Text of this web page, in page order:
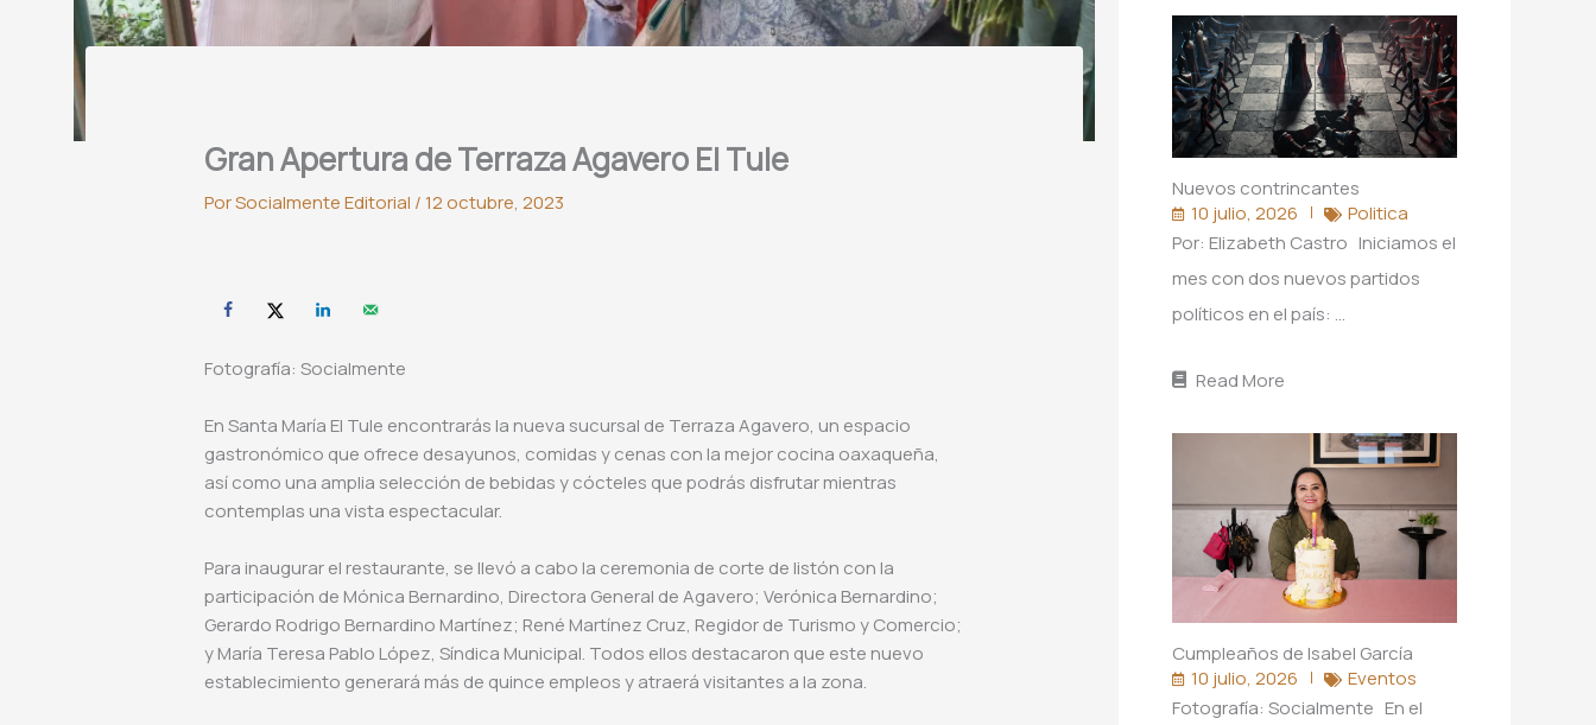
Gran Apertura de Terraza Agavero El Tule
PorSocialmente Editorial /12 octubre, 2023
Fotografía: Socialmente
En Santa María El Tule encontrarás la nueva sucursal de Terraza Agavero, un espacio
gastronómico que ofrece desayunos, comidas y cenas con la mejor cocina oaxaqueña,
así como una amplia selección de bebidas y cócteles que podrás disfrutar mientras
contemplas una vista espectacular.
Para inaugurar el restaurante, se llevó a cabo la ceremonia de corte de listón con la
participación de Mónica Bernardino, Directora General de Agavero; Verónica Bernardino;
Gerardo Rodrigo Bernardino Martínez; René Martínez Cruz, Regidor de Turismo y Comercio;
y María Teresa Pablo López, Síndica Municipal. Todos ellos destacaron que este nuevo
establecimiento generará más de quince empleos y atraerá visitantes a la zona.
Nuevos contrincantes
10 julio, 2026
Politica
Por: Elizabeth Castro Iniciamos el
mes con dos nuevos partidos
políticos en el país: …
Read More
Cumpleaños de Isabel García
10 julio, 2026
Eventos
Fotografía: Socialmente En el